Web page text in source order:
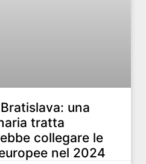
una
tratta
collegare le
nel 2024